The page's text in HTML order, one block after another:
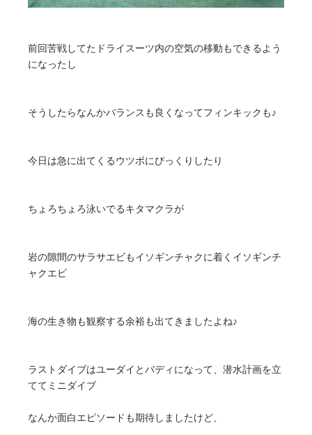
前回苦戦してたドライスーツ内の空気の移動もできるよう
になったし
そうしたらなんかバランスも良くなってフィンキックも♪
今日は急に出てくるウツボにびっくりしたり
ちょろちょろ泳いでるキタマクラが
岩の隙間のサラサエビもイソギンチャクに着くイソギンチ
ャクエビ
海の生き物も観察する余裕も出てきましたよね♪
ラストダイブはユーダイとバディになって、潜水計画を立
ててミニダイブ
なんか面白エピソードも期待しましたけど、